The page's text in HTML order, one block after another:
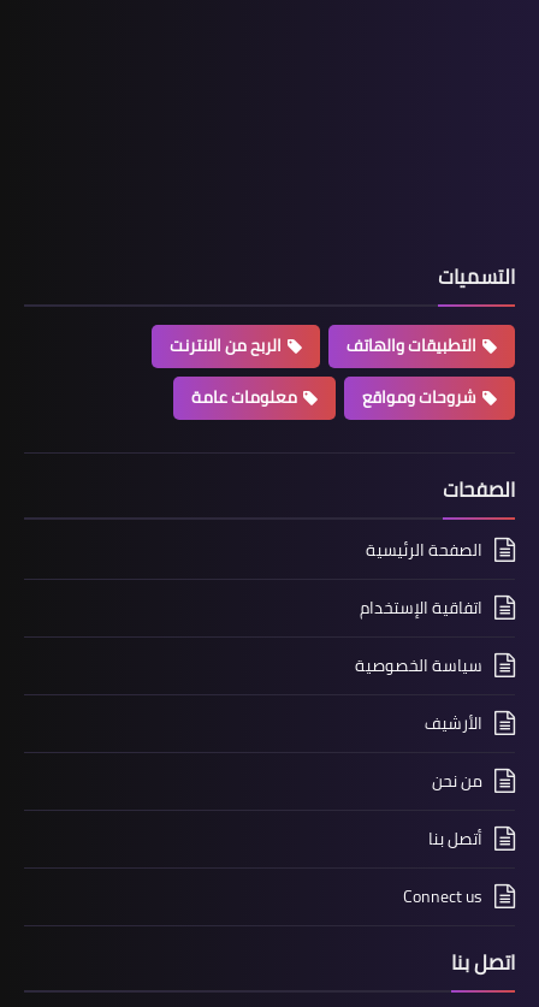
التسميات
التطبيقات والهاتف
الربح من الانترنت
شروحات ومواقع
معلومات عامة
الصفحات
الصفحة الرئيسية
اتفاقية الإستخدام
سياسة الخصوصية
الأرشيف
من نحن
أتصل بنا
Connect us
اتصل بنا